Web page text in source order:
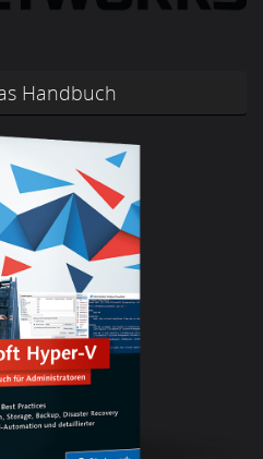
Handbuch